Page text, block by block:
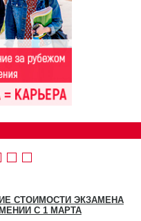
СТОИМОСТИ ЭКЗАМЕНА
С 1 МАРТА